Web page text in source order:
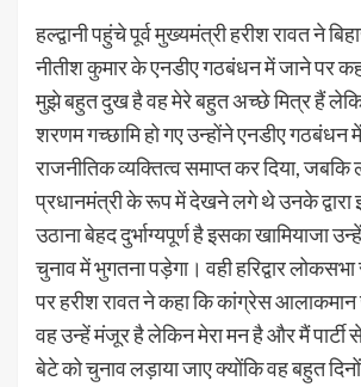
हल्द्वानी पहुंचे पूर्व मुख्यमंत्री हरीश रावत ने
नीतीश कुमार के एनडीए गठबंधन में जाने पर
मुझे बहुत दुख है वह मेरे बहुत अच्छे मित्र हैं
शरणम गच्छामि हो गए उन्होंने एनडीए गठबंधन
राजनीतिक व्यक्तित्व समाप्त कर दिया, जबकि
प्रधानमंत्री के रूप में देखने लगे थे उनके
उठाना बेहद दुर्भाग्यपूर्ण है इसका खामियाजा
चुनाव में भुगतना पड़ेगा। वही हरिद्वार
पर हरीश रावत ने कहा कि कांग्रेस
वह उन्हें मंजूर है लेकिन मेरा मन है और मैं पार्टी
बेटे को चुनाव लड़ाया जाए क्योंकि वह बहुत